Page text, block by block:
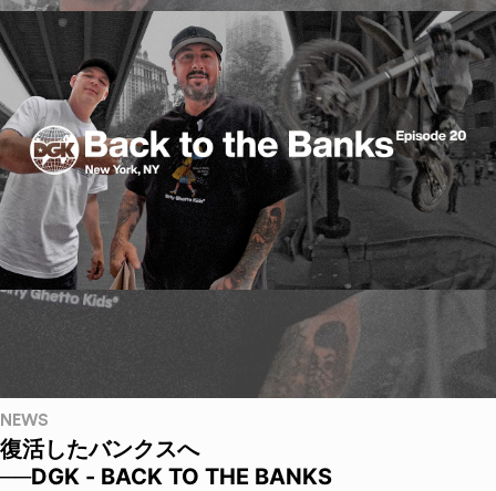
NEWS
復活したバンクスへ
──DGK - BACK TO THE BANKS